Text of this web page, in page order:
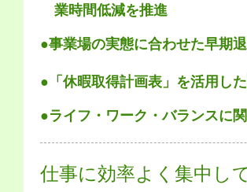
業時間低減を推進
●事業場の実態に合わせた早期
●「休暇取得計画表」を活用し
●ライフ・ワーク・バランスに
仕事に効率よく集中し